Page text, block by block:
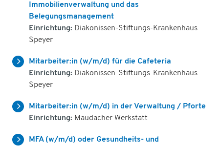
Immobilienverwaltung und das
Belegungsmanagement
Einrichtung: Diakonissen-Stiftungs-Krankenhaus
Speyer
Mitarbeiter:in (w/m/d) für die Cafeteria
Einrichtung: Diakonissen-Stiftungs-Krankenhaus
Speyer
Mitarbeiter:in (w/m/d) in der Verwaltung / Pforte
Einrichtung: Maudacher Werkstatt
MFA (w/m/d) oder Gesundheits- und